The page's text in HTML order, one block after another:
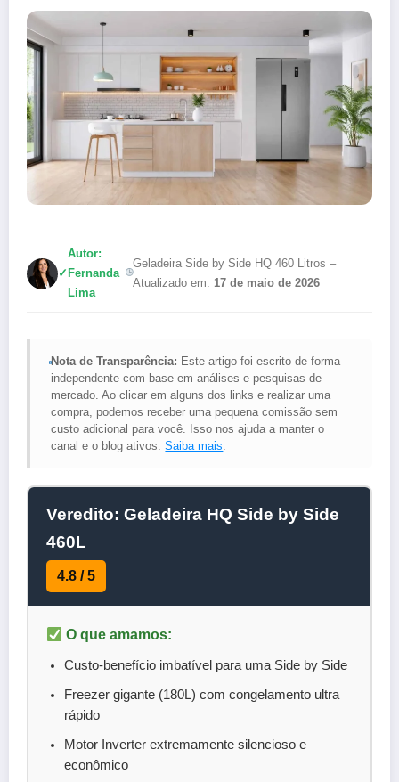
✓
Autor:
Fernanda
Lima
Geladeira Side by Side HQ 460 Litros –
Atualizado em:17 de maio de 2026
Nota de Transparência: Este artigo foi escrito de forma
independente com base em análises e pesquisas de
mercado. Ao clicar em alguns dos links e realizar uma
compra, podemos receber uma pequena comissão sem
custo adicional para você. Isso nos ajuda a manter o
canal e o blog ativos.Saiba mais.
Veredito: Geladeira HQ Side by Side
460L
4.8 / 5
O que amamos:
Custo-benefício imbatível para uma Side by Side
Freezer gigante (180L) com congelamento ultra
rápido
Motor Inverter extremamente silencioso e
econômico